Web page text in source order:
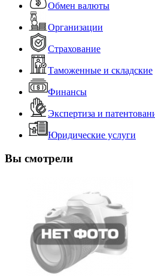
Обмен валюты
Организации
Страхование
Таможенные и складские
Финансы
Экспертиза и
Юридические услуги
Вы смотрели